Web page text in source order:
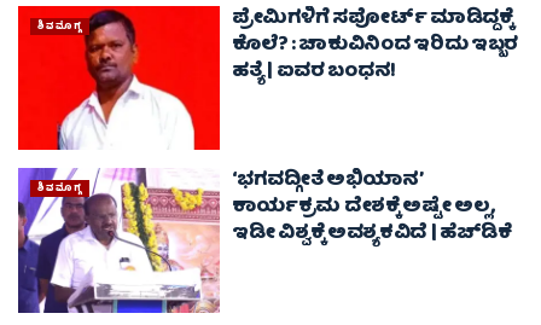
ಶಿವಮೊಗ್ಗ ಪ್ರೇಮಿಗಳಿಗೆ ಸಪೋರ್ಟ್ ಮಾಡಿದ್ದಕ್ಕೆ
ಕೊಲೆ? : ಚಾಕುವಿನಿಂದ ಇರಿದು ಇಬ್ಬರ
ಹತ್ಯೆ | ಐವರ ಬಂಧನ!
ಶಿವಮೊಗ್ಗ ‘ಭಗವದ್ಗೀತೆ ಅಭಿಯಾನ’
ಕಾರ್ಯಕ್ರಮ ದೇಶಕ್ಕೆ ಅಷ್ಟೇ ಅಲ್ಲ,
ಇಡೀ ವಿಶ್ವಕ್ಕೆ ಅವಶ್ಯಕವಿದೆ | ಹೆಚ್‌ಡಿಕೆ